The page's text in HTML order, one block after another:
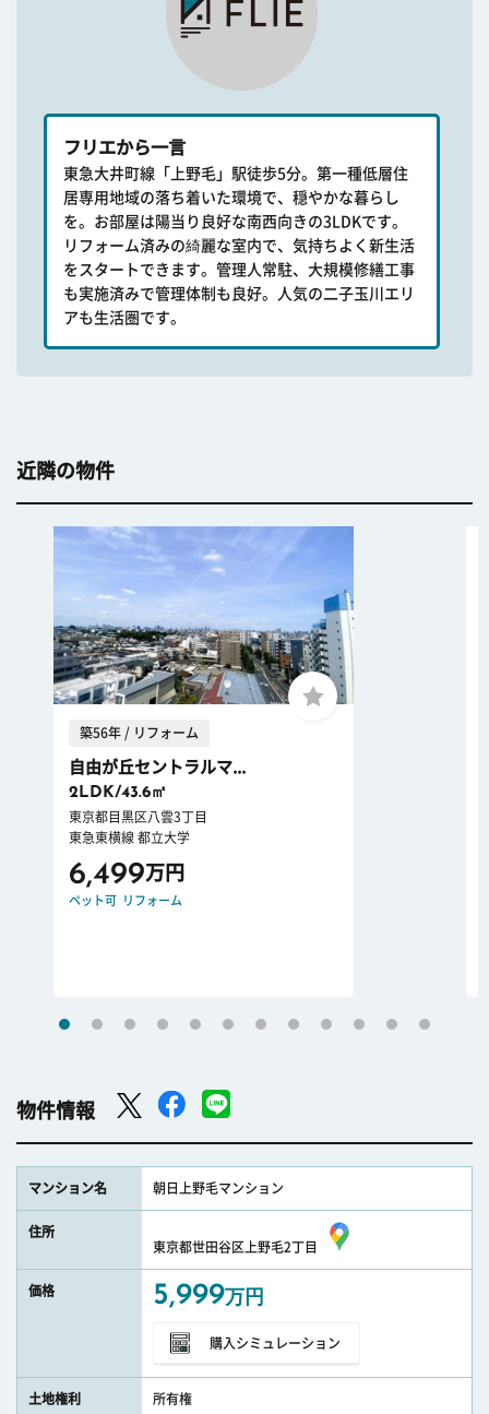
フリエから一言
東急大井町線「上野毛」駅徒歩5分。第一種低層住
居専用地域の落ち着いた環境で、穏やかな暮らし
を。お部屋は陽当り良好な南西向きの3LDKです。
リフォーム済みの綺麗な室内で、気持ちよく新生活
をスタートできます。管理人常駐、大規模修繕工事
も実施済みで管理体制も良好。人気の二子玉川エリ
アも生活圏です。
近隣の物件
築56年 / リフォーム
自由が丘セントラルマ...
2LDK/43.6㎡
東京都目黒区八雲3丁目
東急東横線 都立大学
6,499万円
ペット可 リフォーム
物件情報
マンション名 朝日上野毛マンション
住所
東京都世田谷区上野毛2丁目
価格 5,999万円
購入シミュレーション
土地権利 所有権